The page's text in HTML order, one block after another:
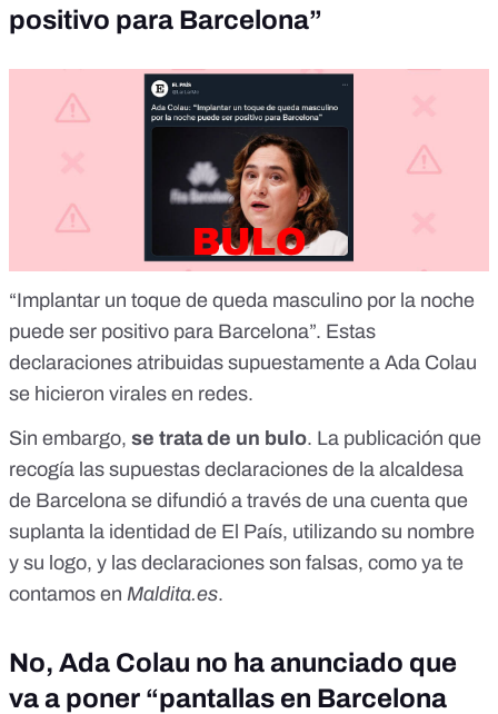
positivo para Barcelona”
“Implantar un toque de queda masculino por la noche
puede ser positivo para Barcelona”. Estas
declaraciones atribuidas supuestamente a Ada Colau
se hicieron virales en redes.
Sin embargo, se trata de un bulo. La publicación que
recogía las supuestas declaraciones de la alcaldesa
de Barcelona se difundió a través de una cuenta que
suplanta la identidad de El País, utilizando su nombre
y su logo, y las declaraciones son falsas, como ya te
contamos en Maldita.es.
No, Ada Colau no ha anunciado que
va a poner “pantallas en Barcelona